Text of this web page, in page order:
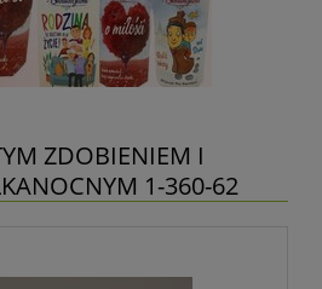
ZDOBIENIEM I
1-360-62